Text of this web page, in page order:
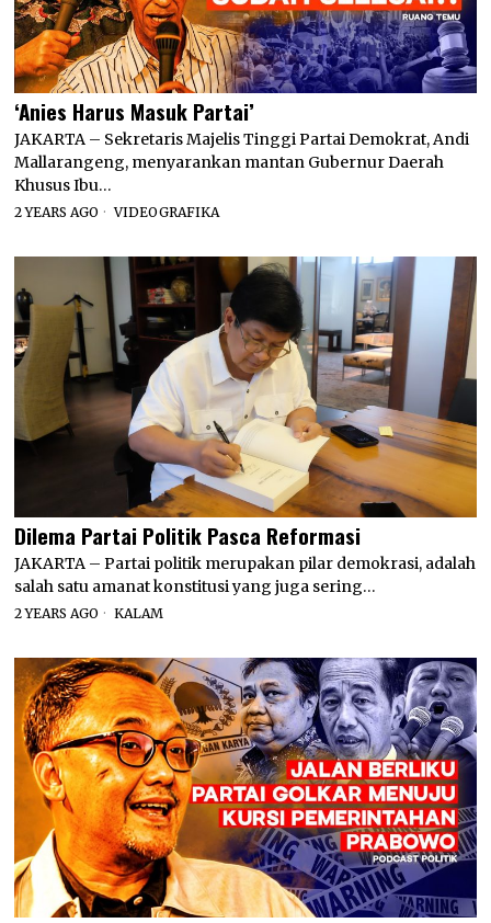
‘Anies Harus Masuk Partai’
JAKARTA – Sekretaris Majelis Tinggi Partai Demokrat, Andi
Mallarangeng, menyarankan mantan Gubernur Daerah
Khusus Ibu…
2 YEARS AGO VIDEOGRAFIKA
Dilema Partai Politik Pasca Reformasi
JAKARTA – Partai politik merupakan pilar demokrasi, adalah
salah satu amanat konstitusi yang juga sering…
2 YEARS AGO KALAM